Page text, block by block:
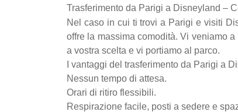
Trasferimento da Parigi a Disneyland –
Nel caso in cui ti trovi a Parigi e visiti
offre la massima comodità. Vi veniamo
a vostra scelta e vi portiamo al parco.
I vantaggi del trasferimento da Parigi a
Nessun tempo di attesa.
Orari di ritiro flessibili.
Respirazione facile, posti a sedere e